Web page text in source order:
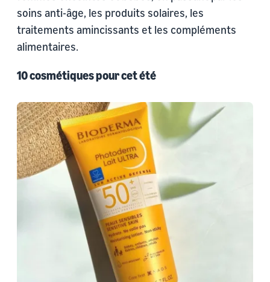
soins anti-âge, les produits solaires, les
traitements amincissants et les compléments
alimentaires.
10 cosmétiques pour cet été